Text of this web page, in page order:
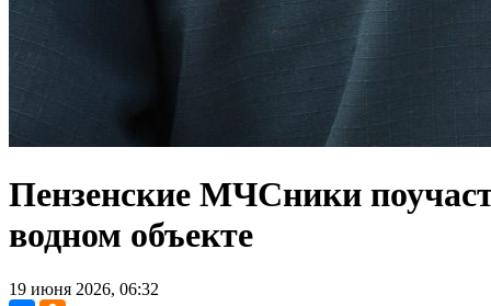
Пензенские МЧСники
водном объекте
19 июня 2026, 06:32